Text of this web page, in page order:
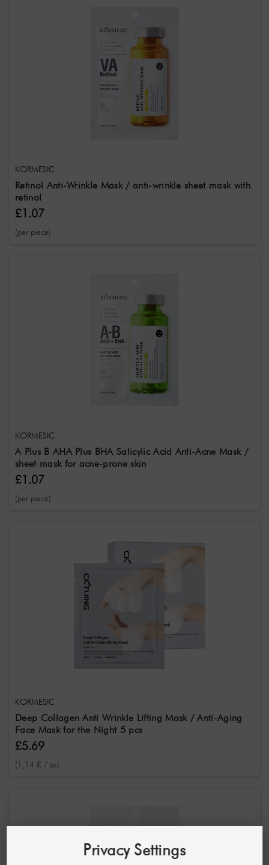
KORMESIC
Retinol Anti-Wrinkle Mask / anti-wrinkle sheet mask with
retinol
£1.07
(per piece)
KORMESIC
A Plus B AHA Plus BHA Salicylic Acid Anti-Acne Mask /
sheet mask for acne-prone skin
£1.07
(per piece)
KORMESIC
Deep Collagen Anti Wrinkle Lifting Mask / Anti-Aging
Face Mask for the Night 5 pcs
£5.69
(1,14 £ / pc)
Privacy Settings